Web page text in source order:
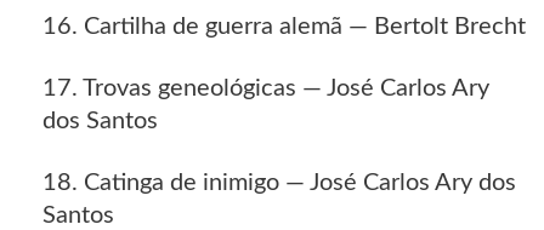
16. Cartilha de guerra alemã — Bertolt Brecht
17. Trovas geneológicas — José Carlos Ary
dos Santos
18. Catinga de inimigo — José Carlos Ary dos
Santos